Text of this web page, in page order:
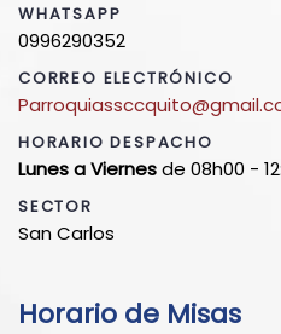
WHATSAPP
0996290352
CORREO ELECTRÓNICO
HORARIO DESPACHO
Lunes a Viernesde 08h00 -
SECTOR
San Carlos
Horario de Misas